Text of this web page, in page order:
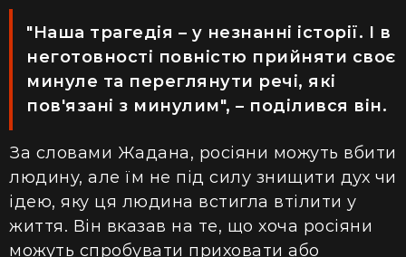
"Наша трагедія – у незнанні історії. І в
неготовності повністю прийняти своє
минуле та переглянути речі, які
пов'язані з минулим", – поділився він.
За словами Жадана, росіяни можуть вбити
людину, але їм не під силу знищити дух чи
ідею, яку ця людина встигла втілити у
життя. Він вказав на те, що хоча росіяни
можуть спробувати приховати або